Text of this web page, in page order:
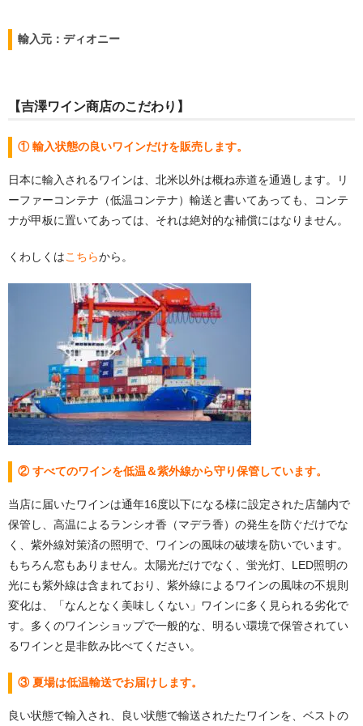
輸入元：ディオニー
【吉澤ワイン商店のこだわり】
① 輸入状態の良いワインだけを販売します。
日本に輸入されるワインは、北米以外は概ね赤道を通過します。リ
ーファーコンテナ（低温コンテナ）輸送と書いてあっても、コンテ
ナが甲板に置いてあっては、それは絶対的な補償にはなりません。
くわしくはこちらから。
② すべてのワインを低温＆紫外線から守り保管しています。
当店に届いたワインは通年16度以下になる様に設定された店舗内で
保管し、高温によるランシオ香（マデラ香）の発生を防ぐだけでな
く、紫外線対策済の照明で、ワインの風味の破壊を防いでいます。
もちろん窓もありません。太陽光だけでなく、蛍光灯、LED照明の
光にも紫外線は含まれており、紫外線によるワインの風味の不規則
変化は、「なんとなく美味しくない」ワインに多く見られる劣化で
す。多くのワインショップで一般的な、明るい環境で保管されてい
るワインと是非飲み比べてください。
③ 夏場は低温輸送でお届けします。
良い状態で輸入され、良い状態で輸送されたたワインを、ベストの